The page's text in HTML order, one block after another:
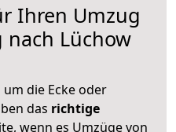
Ihren Umzug
Lüchow
die Ecke oder
das richtige
wenn es Umzüge von